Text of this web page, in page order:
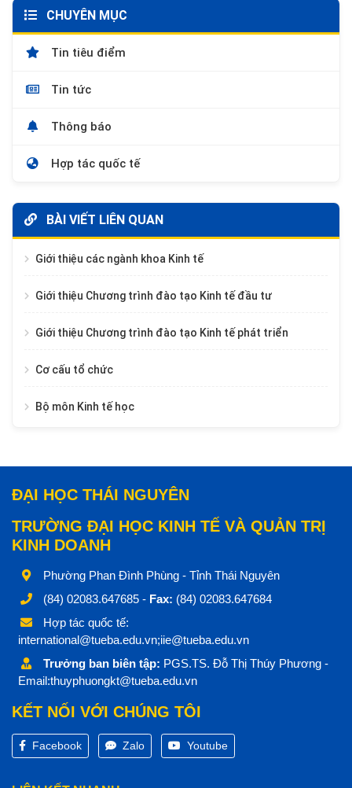
CHUYÊN MỤC
Tin tiêu điểm
Tin tức
Thông báo
Hợp tác quốc tế
BÀI VIẾT LIÊN QUAN
Giới thiệu các ngành khoa Kinh tế
Giới thiệu Chương trình đào tạo Kinh tế đầu tư
Giới thiệu Chương trình đào tạo Kinh tế phát triển
Cơ cấu tổ chức
Bộ môn Kinh tế học
ĐẠI HỌC THÁI NGUYÊN
TRƯỜNG ĐẠI HỌC KINH TẾ VÀ QUẢN TRỊ
KINH DOANH
Phường Phan Đình Phùng - Tỉnh Thái Nguyên
(84) 02083.647685 - Fax: (84) 02083.647684
Hợp tác quốc tế:
international@tueba.edu.vn;iie@tueba.edu.vn
Trưởng ban biên tập: PGS.TS. Đỗ Thị Thúy Phương -
Email:thuyphuongkt@tueba.edu.vn
KẾT NỐI VỚI CHÚNG TÔI
Facebook Zalo Youtube